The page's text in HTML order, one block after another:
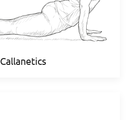
Callanetics